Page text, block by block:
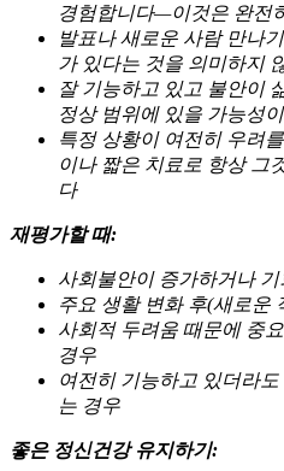
경험합니다—이것은 완전
발표나 새로운 사람 만나
가 있다는 것을 의미하지
잘 기능하고 있고 불안이
정상 범위에 있을 가능성
특정 상황이 여전히 우려
이나 짧은 치료로 항상 그
다
재평가할 때:
사회불안이 증가하거나
주요 생활 변화 후(새로운
사회적 두려움 때문에 중
경우
여전히 기능하고 있더라
는 경우
좋은 정신건강 유지하기: